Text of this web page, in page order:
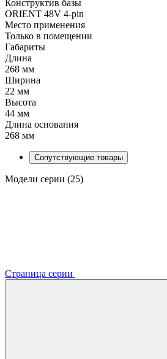
Конструктив базы
ORIENT 48V 4-pin
Место применения
Только в помещении
Габариты
Длина
268 мм
Ширина
22 мм
Высота
44 мм
Длина основания
268 мм
Сопутствующие товары
Модели серии (25)
Страница серии